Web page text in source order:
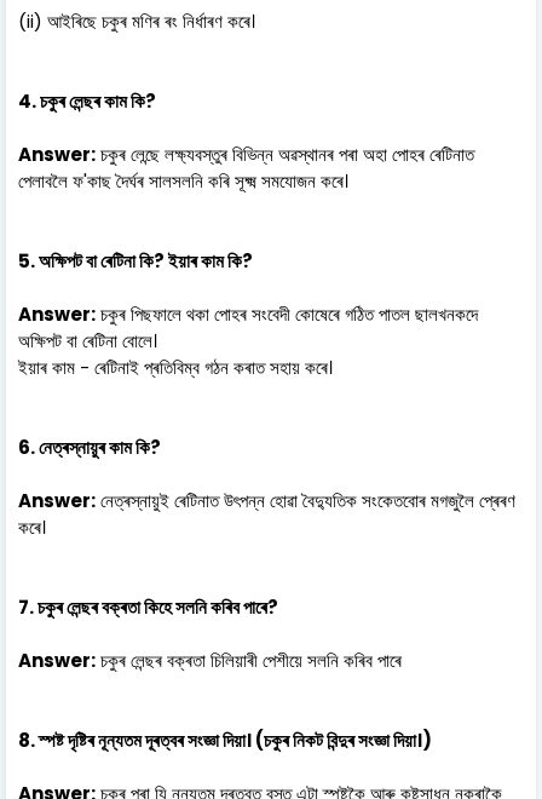
(ii) আইৰিছে চকুৰ মণিৰ ৰং নিৰ্ধাৰণ কৰে।
4. চকুৰ লেন্ছৰ কাম কি?
Answer:চকুৰ লেন্ছে লক্ষ্যবস্তুৰ বিভিন্ন অৱস্থানৰ পৰা অহা পোহৰ ৰেটিনাত
পেলাবলৈ ফ'কাছ দৈৰ্ঘৰ সালসলনি কৰি সূক্ষ্ম সমযোজন কৰে।
5. অক্ষিপট বা ৰেটিনা কি? ইয়াৰ কাম কি?
Answer:চকুৰ পিছফালে থকা পোহৰ সংবেদী কোষেৰে গঠিত পাতল ছালখনকদে
অক্ষিপট বা ৰেটিনা বোলে।
ইয়াৰ কাম - ৰেটিনাই প্ৰতিবিম্ব গঠন কৰাত সহায় কৰে।
6. নেত্ৰস্নায়ুৰ কাম কি?
Answer:নেত্ৰস্নায়ুই ৰেটিনাত উৎপন্ন হোৱা বৈদ্যুতিক সংকেতবোৰ মগজুলৈ প্ৰেৰণ
কৰে।
7. চকুৰ লেন্ছৰ বক্ৰতা কিহে সলনি কৰিব পাৰে?
Answer:চকুৰ লেন্ছৰ বক্ৰতা চিলিয়াৰী পেশীয়ে সলনি কৰিব পাৰে
8. স্পষ্ট দৃষ্টিৰ নূন্যতম দূৰত্বৰ সংজ্ঞা দিয়া। (চকুৰ নিকট বিন্দুৰ সংজ্ঞা দিয়া।)